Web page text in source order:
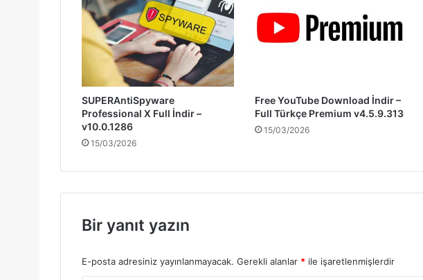
SUPERAntiSpyware
Professional X Full İndir –
v10.0.1286
15/03/2026
Free YouTube Download İndir –
Full Türkçe Premium v4.5.9.313
15/03/2026
Bir yanıt yazın
E-posta adresiniz yayınlanmayacak. Gerekli alanlar * ile işaretlenmişlerdir